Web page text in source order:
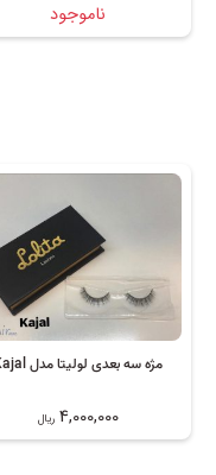
ناموجود
مژه سه بعدی لولیتا مدل Kajal
4,000,000 ریال